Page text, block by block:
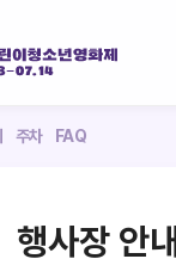
주차 FAQ
행사장 안내